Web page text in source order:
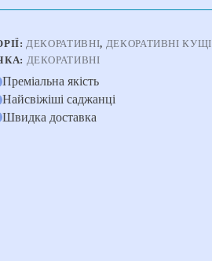
ДЕКОРАТИВНІ, ДЕКОРАТИВНІ КУЩІ
ДЕКОРАТИВНІ
Преміальна якість
Найсвіжіші саджанці
Швидка доставка